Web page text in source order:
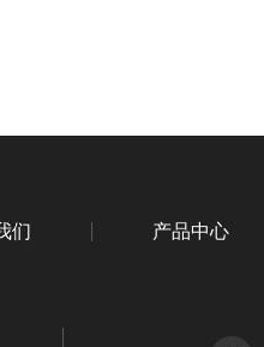
们 产品中心